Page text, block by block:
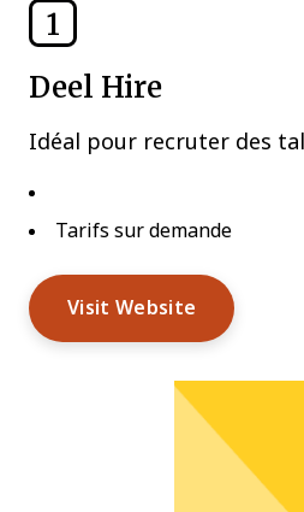
1
Deel Hire
Idéal pour recruter des
Tarifs sur demande
Visit Website